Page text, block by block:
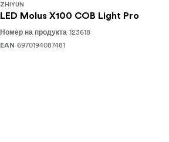
ZHIYUN
LED Molus X100 COB Light Pro
Номер на продукта 123618
EAN 6970194087481